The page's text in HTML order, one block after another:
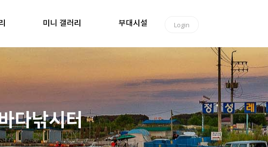
미니 갤러리 부대시설 Login
다낚시터